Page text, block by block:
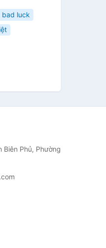
bad luck
Biên Phủ, Phường